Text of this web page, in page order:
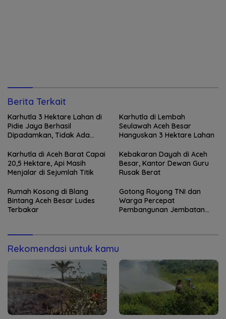
Berita Terkait
Karhutla 3 Hektare Lahan di
Pidie Jaya Berhasil
Dipadamkan, Tidak Ada
Karhutla di Lembah
Seulawah Aceh Besar
Hanguskan 3 Hektare Lahan
Karhutla di Aceh Barat Capai
20,5 Hektare, Api Masih
Menjalar di Sejumlah Titik
Kebakaran Dayah di Aceh
Besar, Kantor Dewan Guru
Rusak Berat
Rumah Kosong di Blang
Bintang Aceh Besar Ludes
Terbakar
Gotong Royong TNI dan
Warga Percepat
Pembangunan Jembatan
Rekomendasi untuk kamu